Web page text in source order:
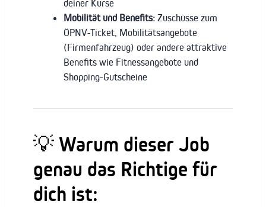
deiner Kurse
Mobilität und Benefits: Zuschüsse zum
ÖPNV-Ticket, Mobilitätsangebote
(Firmenfahrzeug) oder andere attraktive
Benefits wie Fitnessangebote und
Shopping-Gutscheine
💡 Warum dieser Job
genau das Richtige für
dich ist: